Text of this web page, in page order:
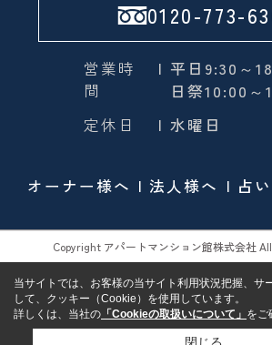
0120-773-
営業時
間
| 平日9:30～
日祭10:00～
定休日
| 水曜日
オーナー様へ 法人様へ 占
Copyright アパートマンション館株式会社
当サイトでは、お客様の当サイト利用状況把握、サ
して、クッキー（Cookie）を使用しています。
詳しくは、当社の 「Cookieの取扱いについて」 をご